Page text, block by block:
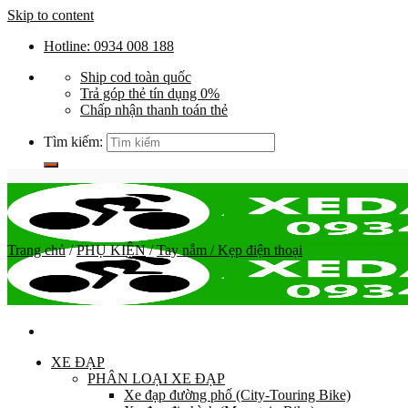
Skip to content
Hotline: 0934 008 188
Ship cod toàn quốc
Trả góp thẻ tín dụng 0%
Chấp nhận thanh toán thẻ
Tìm kiếm:
XE ĐẠP
PHÂN LOẠI XE ĐẠP
Xe đạp đường phố (City-Touring Bike)
Trang chủ / PHỤ KIỆN / Tay nắm / Kẹp điện thoại